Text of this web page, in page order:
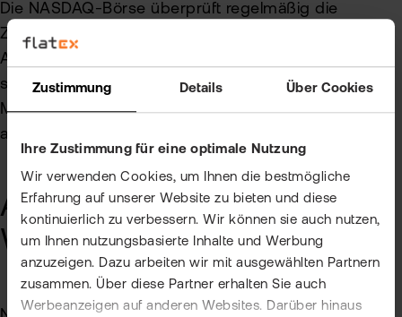
Zustimmung Details Über Cookies
Ihre Zustimmung für eine optimale Nutzung
Wir verwenden Cookies, um Ihnen die bestmögliche
Erfahrung auf unserer Website zu bieten und diese
kontinuierlich zu verbessern. Wir können sie auch nutzen,
um Ihnen nutzungsbasierte Inhalte und Werbung
anzuzeigen. Dazu arbeiten wir mit ausgewählten Partnern
zusammen. Über diese Partner erhalten Sie auch
Werbeanzeigen auf anderen Websites. Darüber hinaus
Die NASDAQ-Börse überprüft regelmäßig die
Zusammensetzung des Index und passt die
Aufnahmekriterien gegebenenfalls an, um
sicherzustellen, dass der Index die aktuelle
Marktsituation und die größten Unternehmen
angemessen widerspiegelt.
Auswahl an notierten
Werten im NASDAQ 100